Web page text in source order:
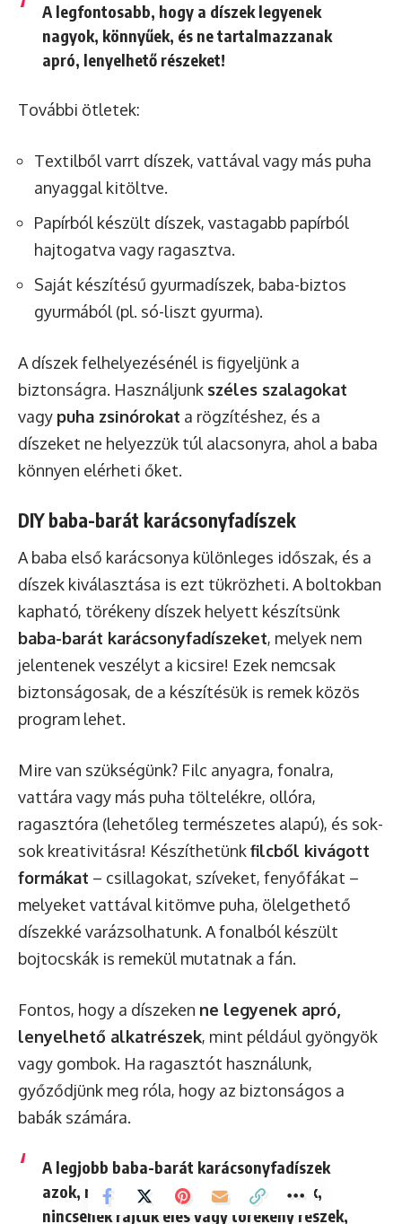
A legfontosabb, hogy a díszek legyenek
nagyok, könnyűek, és ne tartalmazzanak
apró, lenyelhető részeket!
További ötletek:
Textilből varrt díszek, vattával vagy más puha
anyaggal kitöltve.
Papírból készült díszek, vastagabb papírból
hajtogatva vagy ragasztva.
Saját készítésű gyurmadíszek, baba-biztos
gyurmából (pl. só-liszt gyurma).
A díszek felhelyezésénél is figyeljünk a
biztonságra. Használjunk széles szalagokat
vagy puha zsinórokat a rögzítéshez, és a
díszeket ne helyezzük túl alacsonyra, ahol a baba
könnyen elérheti őket.
DIY baba-barát karácsonyfadíszek
A baba első karácsonya különleges időszak, és a
díszek kiválasztása is ezt tükrözheti. A boltokban
kapható, törékeny díszek helyett készítsünk
baba-barát karácsonyfadíszeket, melyek nem
jelentenek veszélyt a kicsire! Ezek nemcsak
biztonságosak, de a készítésük is remek közös
program lehet.
Mire van szükségünk? Filc anyagra, fonalra,
vattára vagy más puha töltelékre, ollóra,
ragasztóra (lehetőleg természetes alapú), és sok-
sok kreativitásra! Készíthetünkfilcből kivágott
formákat – csillagokat, szíveket, fenyőfákat –
melyeket vattával kitömve puha, ölelgethető
díszekké varázsolhatunk. A fonalból készült
bojtocskák is remekül mutatnak a fán.
Fontos, hogy a díszeken ne legyenek apró,
lenyelhető alkatrészek, mint például gyöngyök
vagy gombok. Ha ragasztót használunk,
győződjünk meg róla, hogy az biztonságos a
babák számára.
A legjobb baba-barát karácsonyfadíszek
azok, melyek puha anyagból készülnek,
nincsenek rajtuk éles vagy törékeny részek,